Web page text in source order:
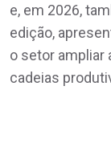
e, em 2026,
edição,
o setor ampliar
cadeias